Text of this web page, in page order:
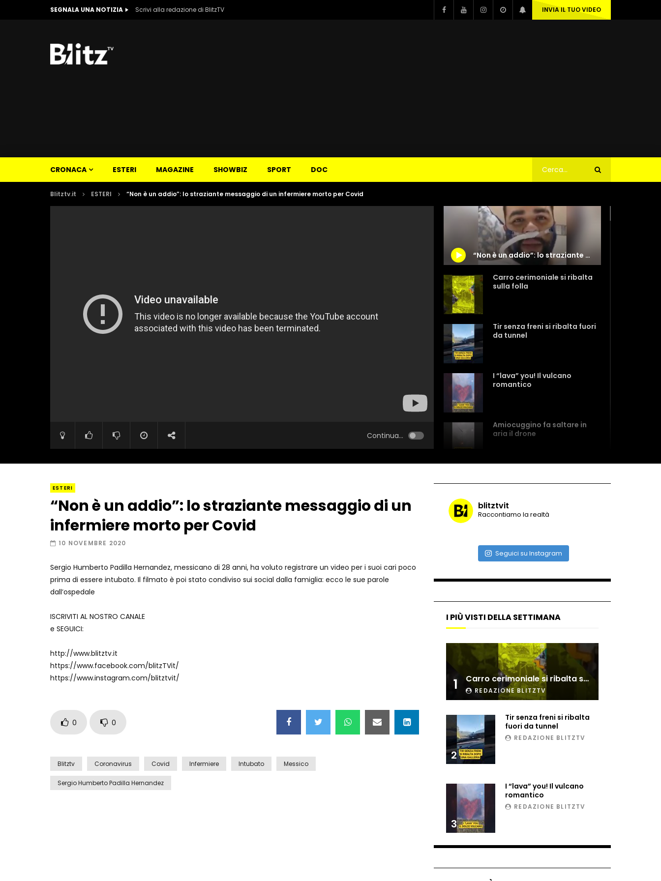
SEGNALA UNA NOTIZIA Scrivi alla redazione di BlitzTV INVIA IL TUO VIDEO
CRONACA ESTERI MAGAZINE SHOWBIZ SPORT DOC
Blitztv.it ESTERI “Non è un addio”: lo straziante messaggio di un infermiere morto per Covid
Continua...
“Non è un addio”: lo straziante messaggio di un infermiere morto per Covid
Carro cerimoniale si ribalta
sulla folla
Tir senza freni si ribalta fuori
da tunnel
I “lava” you! Il vulcano
romantico
Amiocuggino fa saltare in
aria il drone
dopo incidente
Nei casinò arriva il cambio
Esplode cabina elettrica
sotterranea
Grattacielo crolla per un
incendio
Ammiocuggino con la ruspa…
ESTERI
“Non è un addio”: lo straziante messaggio di un
infermiere morto per Covid
10 NOVEMBRE 2020
Sergio Humberto Padilla Hernandez, messicano di 28 anni, ha voluto registrare un video per i suoi cari poco
prima di essere intubato. Il filmato è poi stato condiviso sui social dalla famiglia: ecco le sue parole
dall’ospedale
ISCRIVITI AL NOSTRO CANALE
e SEGUICI:
http://www.blitztv.it
https://www.facebook.com/blitzTVit/
https://www.instagram.com/blitztvit/
0 0
Blitztv Coronavirus Covid Infermiere Intubato Messico
Sergio Humberto Padilla Hernandez
blitztvit
Raccontiamo la realtà
Seguici su Instagram
I PIÙ VISTI DELLA SETTIMANA
1 Carro cerimoniale si ribalta sulla folla
REDAZIONE BLITZTV
2
Tir senza freni si ribalta
fuori da tunnel
REDAZIONE BLITZTV
3
I “lava” you! Il vulcano
romantico
REDAZIONE BLITZTV